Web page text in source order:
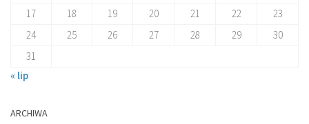
17
18 19 20 21 22
23
24
25 26 27 28 29
30
31
« lip
ARCHIWA